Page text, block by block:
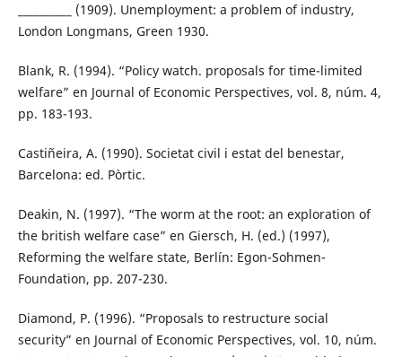
__________ (1909). Unemployment: a problem of industry,
London Longmans, Green 1930.
Blank, R. (1994). “Policy watch. proposals for time-limited
welfare” en Journal of Economic Perspectives, vol. 8, núm. 4,
pp. 183-193.
Castiñeira, A. (1990). Societat civil i estat del benestar,
Barcelona: ed. Pòrtic.
Deakin, N. (1997). “The worm at the root: an exploration of
the british welfare case” en Giersch, H. (ed.) (1997),
Reforming the welfare state, Berlín: Egon-Sohmen-
Foundation, pp. 207-230.
Diamond, P. (1996). “Proposals to restructure social
security” en Journal of Economic Perspectives, vol. 10, núm.